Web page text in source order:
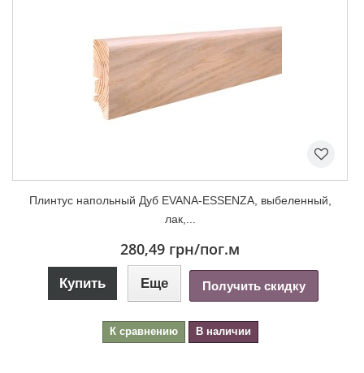
Плинтус напольный Дуб EVANA-ESSENZA, выбеленный,
лак,...
280,49 грн/пог.м
Купить Еще Получить скидку
К сравнению В наличии